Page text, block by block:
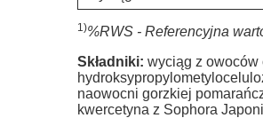
1)%RWS - Referencyjna
Składniki: wyciąg z
naowocni gorzkiej
kwercetyna z Sophora